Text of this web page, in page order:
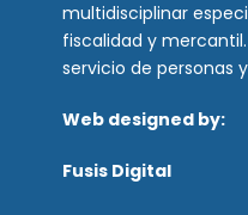
multidisciplinar
fiscalidad y
servicio de personas
Web designed by:
Fusis Digital